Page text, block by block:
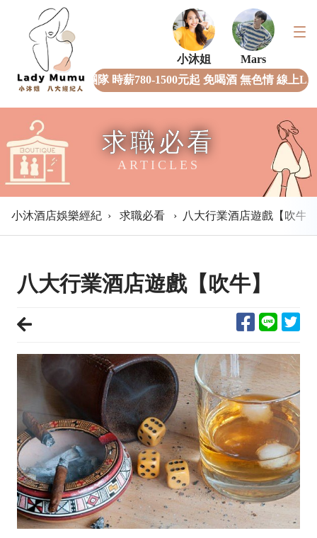
小沐姐
Mars
全女經紀團隊 時薪780-1500元起 免喝酒 無色情 線上
求職必看
ARTICLES
小沐酒店娛樂經紀 › 求職必看 › 八大行業酒店遊戲【吹牛
八大行業酒店遊戲【吹牛】